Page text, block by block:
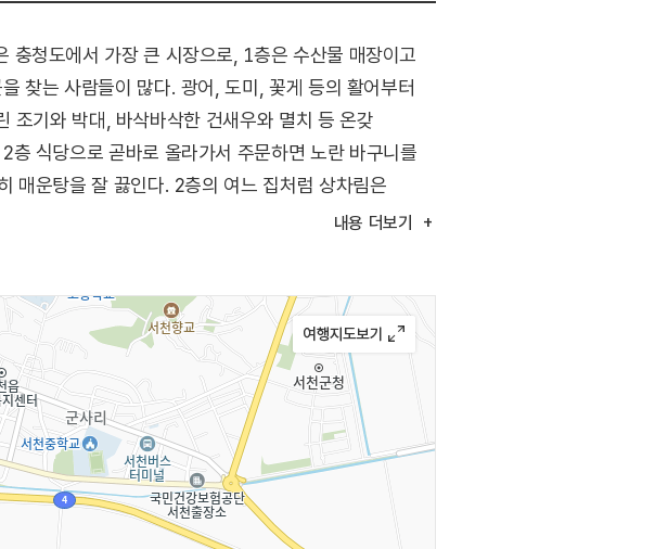
충청도에서 가장 큰 시장으로, 1층은 수산물 매장이고
찾는 사람들이 많다. 광어, 도미, 꽃게 등의 활어부터
조기와 박대, 바삭바삭한 건새우와 멸치 등 온갖
식당으로 곧바로 올라가서 주문하면 노란 바구니를
매운탕을 잘 끓인다. 2층의 여느 집처럼 상차림은
내용 더보기